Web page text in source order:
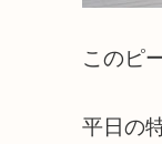
このピ
平日の